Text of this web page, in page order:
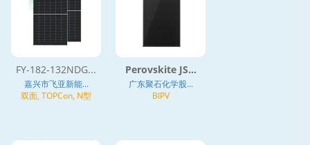
FY-182-132NDG...
嘉兴市飞亚新能...
双面, TOPCon, N型
Perovskite JS...
广东聚石化学股...
BIPV